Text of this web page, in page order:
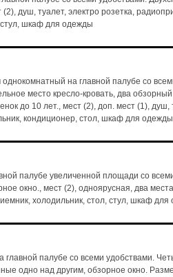
душ, туалет, электро розетка,
шкаф для одежды
на главной палубе со
место кресло-кровать, два
до 10 лет., мест (2), доп. мест (1), душ,
кондиционер, стол, шкаф для одежды
палубе увеличенной площади со
окно., мест (2), одноярусная, два
холодильник, стол, стул, шкаф
главной палубе со всеми удобствами.
одно над другим, обзорное окно.